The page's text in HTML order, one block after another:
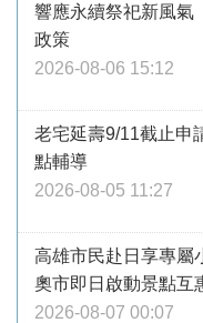
響應永續祭祀新風氣
政策
2026-08-06 15:12
老宅延壽9/11截止
點輔導
2026-08-05 11:27
高雄市民赴日享專
奧市即日啟動景點互
2026-08-07 00:07